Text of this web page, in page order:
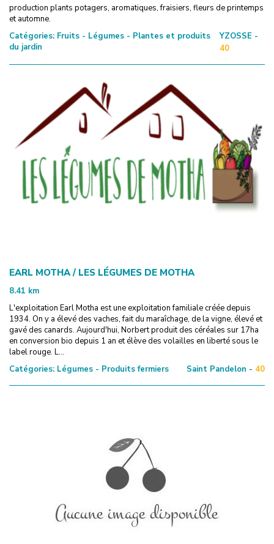
production plants potagers, aromatiques, fraisiers, fleurs de printemps
et automne.
Catégories: Fruits - Légumes - Plantes et produits
du jardin
YZOSSE -
40
EARL MOTHA / LES LÉGUMES DE MOTHA
8.41 km
L'exploitation Earl Motha est une exploitation familiale créée depuis
1934. On y a élevé des vaches, fait du maraîchage, de la vigne, élevé et
gavé des canards. Aujourd'hui, Norbert produit des céréales sur 17ha
en conversion bio depuis 1 an et élève des volailles en liberté sous le
label rouge. L...
Catégories: Légumes - Produits fermiers Saint Pandelon - 40